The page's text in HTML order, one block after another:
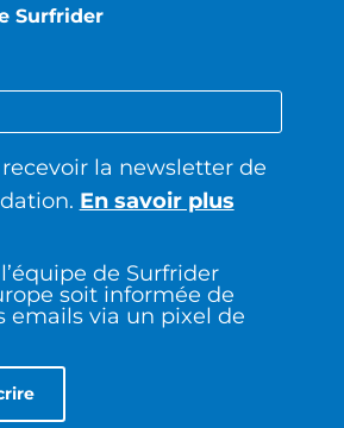
Surfrider
la newsletter de
En savoir plus
de Surfrider
soit informée de
emails via un pixel de